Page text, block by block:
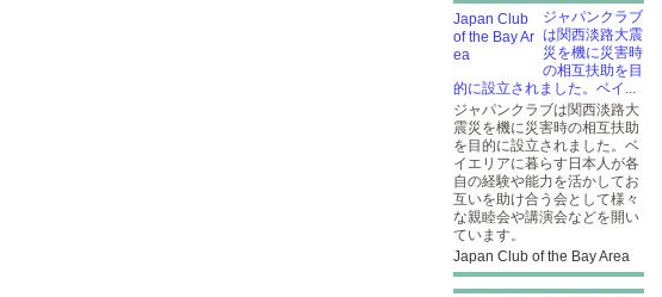
ジャパンクラブ
は関西淡路大震
災を機に災害時
の相互扶助を目
的に設立されました。ベイ...
ジャパンクラブは関西淡路大
震災を機に災害時の相互扶助
を目的に設立されました。ベ
イエリアに暮らす日本人が各
自の経験や能力を活かしてお
互いを助け合う会として様々
な親睦会や講演会などを開い
ています。
Japan Club of the Bay Area